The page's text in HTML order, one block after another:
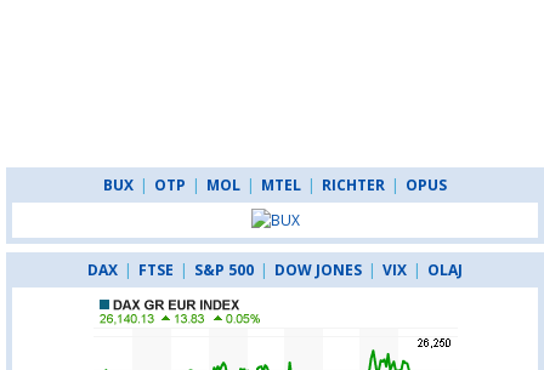
BUX | OTP | MOL | MTEL | RICHTER | OPUS
DAX | FTSE | S&P 500 | DOW JONES | VIX | OLAJ